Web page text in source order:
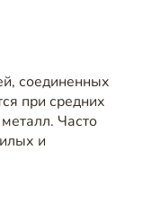
соединенных
при средних
Часто
и